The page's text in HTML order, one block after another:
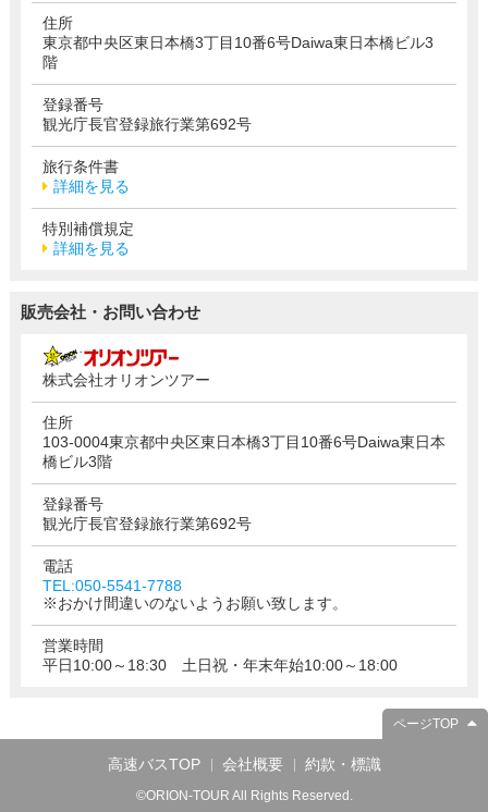
住所
東京都中央区東日本橋3丁目10番6号Daiwa東日本橋ビル3
階
登録番号
観光庁長官登録旅行業第692号
旅行条件書
詳細を見る
特別補償規定
詳細を見る
販売会社・お問い合わせ
株式会社オリオンツアー
住所
103-0004東京都中央区東日本橋3丁目10番6号Daiwa東日本
橋ビル3階
登録番号
観光庁長官登録旅行業第692号
電話
TEL:050-5541-7788
※おかけ間違いのないようお願い致します。
営業時間
平日10:00～18:30 土日祝・年末年始10:00～18:00
ページTOP
高速バスTOP 会社概要 約款・標識
©ORION-TOUR All Rights Reserved.